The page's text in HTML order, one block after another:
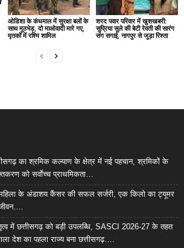
ओडिशा के कंधमाल में सुरक्षा बलों के
साथ मुठभेड़, दो माओवादी मारे गए,
मृतकों में रश्मि शामिल
शरद पवार परिवार में खुशखबरी:
सुप्रिया सुले की बेटी रेवती की सारंग
संग सगाई, नागपुर से जुड़ा रिश्ता
का श्रमिक कल्याण के क्षेत्र में नई पहचान, श्रमिकों के
को सर्वाेच्च प्राथमिकता…
महिला के अंडाशय कैंसर की सफल सर्जरी, एक किलो का ट्यूमर
जीवन….
में छत्तीसगढ़ को बड़ी उपलब्धि, SASCI 2026-27 के तहत
देश का पहला राज्य बना छत्तीसगढ़….